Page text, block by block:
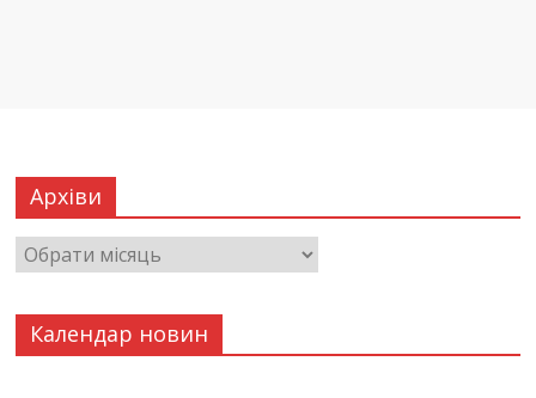
Архіви
Календар новин